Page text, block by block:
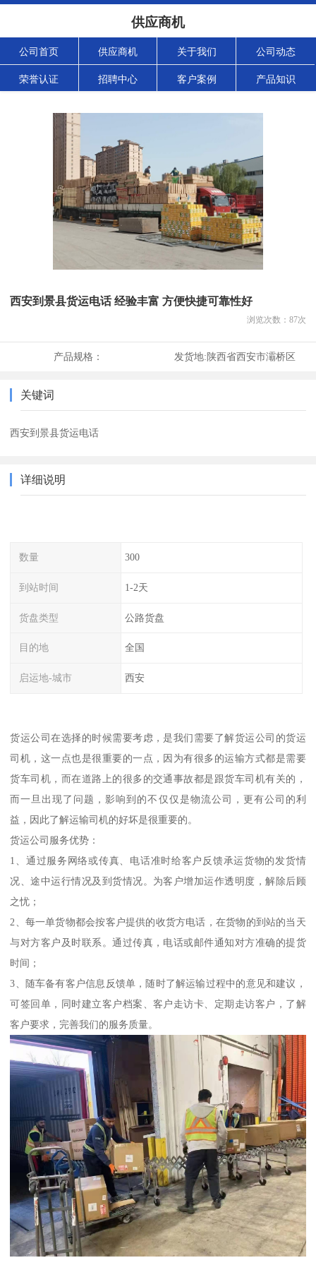
供应商机
公司首页 供应商机 关于我们 公司动态
荣誉认证 招聘中心 客户案例 产品知识
西安到景县货运电话 经验丰富 方便快捷可靠性好
浏览次数： 87次
产品规格： 发货地:陕西省西安市灞桥区
关键词
西安到景县货运电话
详细说明
数量 300
到站时间 1-2天
货盘类型 公路货盘
目的地 全国
启运地-城市 西安
货运公司在选择的时候需要考虑，是我们需要了解货运公司的货运
司机，这一点也是很重要的一点，因为有很多的运输方式都是需要
货车司机，而在道路上的很多的交通事故都是跟货车司机有关的，
而一旦出现了问题，影响到的不仅仅是物流公司，更有公司的利
益，因此了解运输司机的好坏是很重要的。
货运公司服务优势：
1、通过服务网络或传真、电话准时给客户反馈承运货物的发货情
况、途中运行情况及到货情况。为客户增加运作透明度，解除后顾
之忧；
2、每一单货物都会按客户提供的收货方电话，在货物的到站的当天
与对方客户及时联系。通过传真，电话或邮件通知对方准确的提货
时间；
3、随车备有客户信息反馈单，随时了解运输过程中的意见和建议，
可签回单，同时建立客户档案、客户走访卡、定期走访客户，了解
客户要求，完善我们的服务质量。